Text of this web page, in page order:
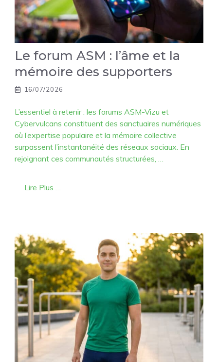
Le forum ASM : l’âme et la
mémoire des supporters
16/07/2026
L’essentiel à retenir : les forums ASM-Vizu et
Cybervulcans constituent des sanctuaires numériques
où l’expertise populaire et la mémoire collective
surpassent l’instantanéité des réseaux sociaux. En
rejoignant ces communautés structurées, …
Lire Plus …